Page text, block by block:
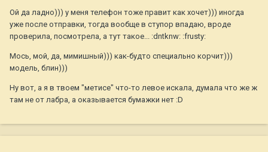
Ой да ладно))) у меня телефон тоже правит как хочет))) иногда
уже после отправки, тогда вообще в ступор впадаю, вроде
проверила, посмотрела, а тут такое... :dntknw: :frusty:
Мось, мой, да, мимишный))) как-будто специально корчит)))
модель, блин)))
Ну вот, а я в твоем "метисе" что-то левое искала, думала что же ж
там не от лабра, а оказывается бумажки нет :D